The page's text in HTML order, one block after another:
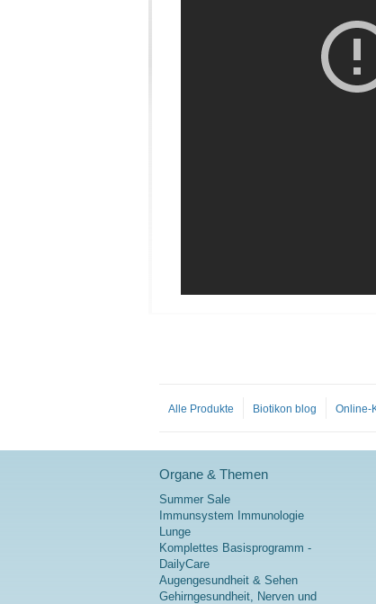
Alle Produkte Biotikon blog Online-
Organe & Themen
Summer Sale
Immunsystem Immunologie
Lunge
Komplettes Basisprogramm -
DailyCare
Augengesundheit & Sehen
Gehirngesundheit, Nerven und